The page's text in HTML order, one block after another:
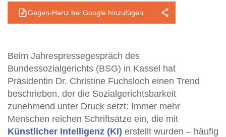
Gegen-Hartz bei Google hinzufügen
Beim Jahrespressegespräch des
Bundessozialgerichts (BSG) in Kassel hat
Präsidentin Dr. Christine Fuchsloch einen Trend
beschrieben, der die Sozialgerichtsbarkeit
zunehmend unter Druck setzt: Immer mehr
Menschen reichen Schriftsätze ein, die mit
Künstlicher Intelligenz (KI) erstellt wurden – häufig